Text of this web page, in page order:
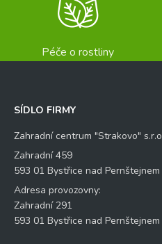
Péče o rostliny
SÍDLO FIRMY
Zahradní centrum "Strakovo" s.r.o
Zahradní 459
593 01 Bystřice nad Pernštejnem
Adresa provozovny:
Zahradní 291
593 01 Bystřice nad Pernštejnem